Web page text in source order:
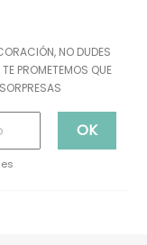
NO DUDES
PROMETEMOS QUE